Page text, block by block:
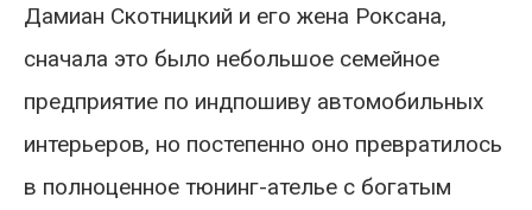
Дамиан Скотницкий и его жена Роксана,
сначала это было небольшое семейное
предприятие по индпошиву автомобильных
интерьеров, но постепенно оно превратилось
в полноценное тюнинг-ателье с богатым